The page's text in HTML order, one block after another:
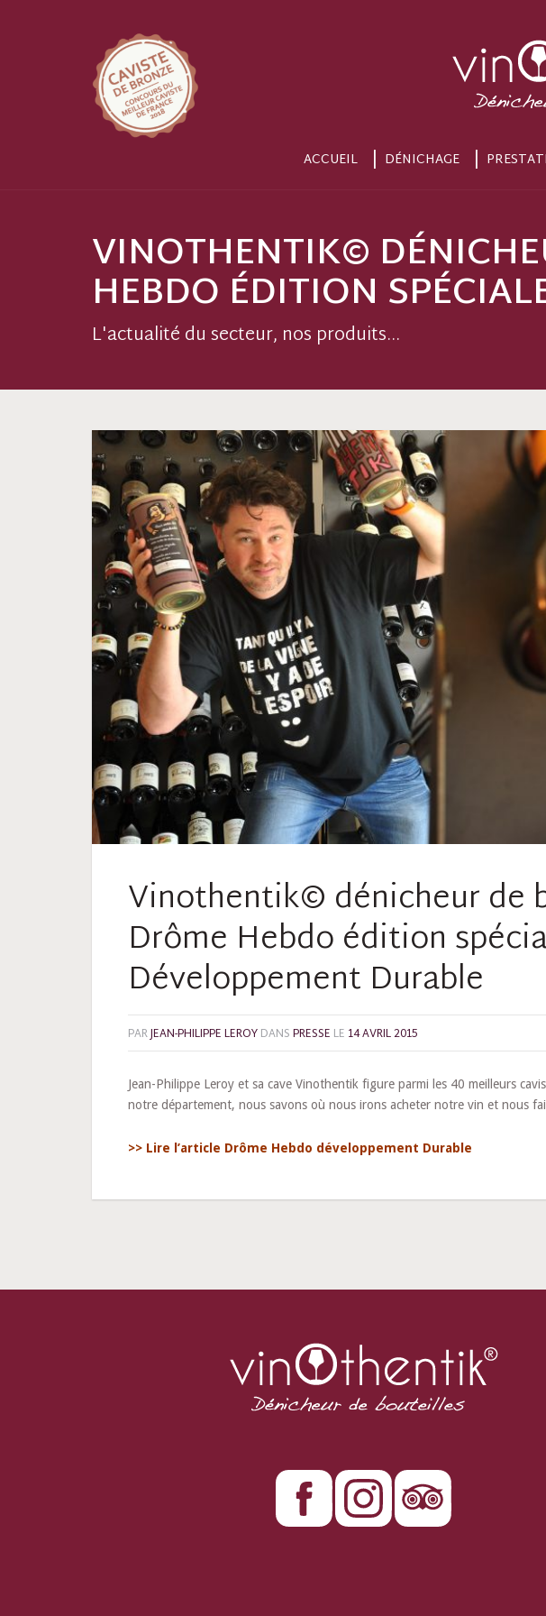
ACCUEIL DÉNICHAGE
VINOTHENTIK©
HEBDO ÉDITION
L'actualité du secteur, nos produits...
Vinothentik© dénicheur de
Drôme Hebdo édition
Développement Durable
PARJEAN-PHILIPPE LEROYDANSPRESSE LE 14 AVRIL 2015
Jean-Philippe Leroy et sa cave Vinothentik figure parmi les 40 meilleurs
notre département, nous savons où nous irons acheter notre vin et nous
>> Lire l’article Drôme Hebdo développement Durable